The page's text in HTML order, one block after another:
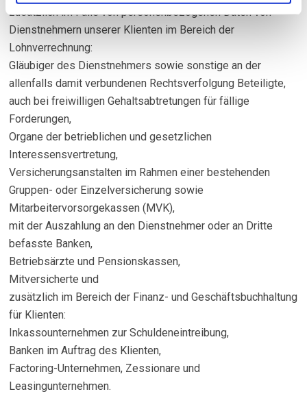
zusätzlich im Falle von personenbezogenen Daten von
Dienstnehmern unserer Klienten im Bereich der
Lohnverrechnung:
Gläubiger des Dienstnehmers sowie sonstige an der
allenfalls damit verbundenen Rechtsverfolgung Beteiligte,
auch bei freiwilligen Gehaltsabtretungen für fällige
Forderungen,
Organe der betrieblichen und gesetzlichen
Interessensvertretung,
Versicherungsanstalten im Rahmen einer bestehenden
Gruppen- oder Einzelversicherung sowie
Mitarbeitervorsorgekassen (MVK),
mit der Auszahlung an den Dienstnehmer oder an Dritte
befasste Banken,
Betriebsärzte und Pensionskassen,
Mitversicherte und
zusätzlich im Bereich der Finanz- und Geschäftsbuchhaltung
für Klienten:
Inkassounternehmen zur Schuldeneintreibung,
Banken im Auftrag des Klienten,
Factoring-Unternehmen, Zessionare und
Leasingunternehmen.